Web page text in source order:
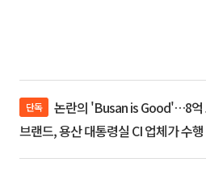
단독
브랜드, 용산 대통령실 CI 업체가 수행